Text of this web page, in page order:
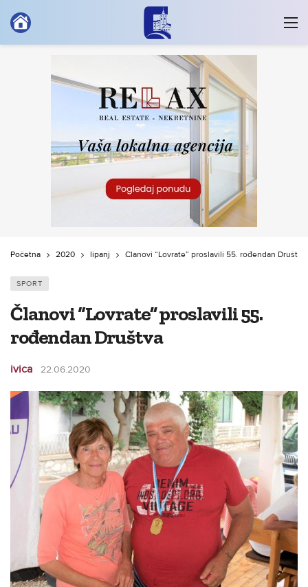
Početna 2020 lipanj Članovi “Lovrate” proslavili 55. rođendan Društva
SPORT
Članovi “Lovrate” proslavili 55.
rođendan Društva
ivica 22.06.2020